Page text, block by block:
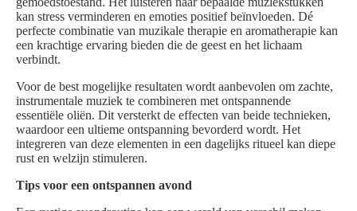
kan stress verminderen en emoties positief beïnvloeden. Dé
perfecte combinatie van muzikale therapie en aromatherapie kan
een krachtige ervaring bieden die de geest en het lichaam
verbindt.
Voor de best mogelijke resultaten wordt aanbevolen om zachte,
instrumentale muziek te combineren met ontspannende
essentiële oliën. Dit versterkt de effecten van beide technieken,
waardoor een ultieme ontspanning bevorderd wordt. Het
integreren van deze elementen in een dagelijks ritueel kan diepe
rust en welzijn stimuleren.
Tips voor een ontspannen avond